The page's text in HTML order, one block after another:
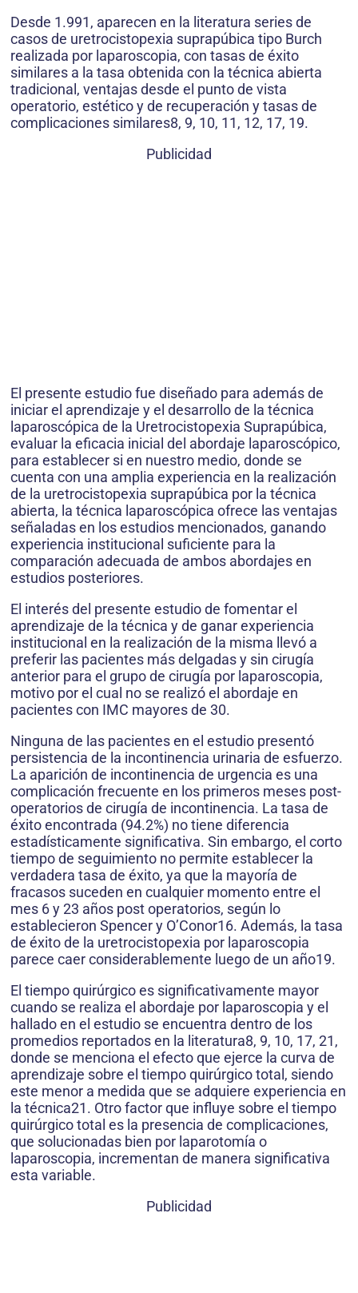
Desde 1.991, aparecen en la literatura series de
casos de uretrocistopexia suprapúbica tipo Burch
realizada por laparoscopia, con tasas de éxito
similares a la tasa obtenida con la técnica abierta
tradicional, ventajas desde el punto de vista
operatorio, estético y de recuperación y tasas de
complicaciones similares8, 9, 10, 11, 12, 17, 19.
Publicidad
El presente estudio fue diseñado para además de
iniciar el aprendizaje y el desarrollo de la técnica
laparoscópica de la Uretro­cis­topexia Suprapúbica,
evaluar la eficacia inicial del abordaje laparoscópico,
para establecer si en nuestro medio, donde se
cuenta con una amplia experiencia en la realización
de la uretrocistopexia suprapúbica por la técnica
abierta, la técnica laparos­cópica ofrece las ventajas
señaladas en los estudios mencionados, ganando
experiencia institucional suficiente para la
comparación adecuada de ambos abordajes en
estudios posteriores.
El interés del presente estudio de fomentar el
aprendizaje de la técnica y de ganar experiencia
institucional en la realización de la misma llevó a
preferir las pacientes más delgadas y sin cirugía
anterior para el grupo de cirugía por laparoscopia,
motivo por el cual no se realizó el abordaje en
pacientes con IMC mayores de 30.
Ninguna de las pacientes en el estudio presentó
persistencia de la incontinencia urinaria de esfuerzo.
La aparición de incontinencia de urgencia es una
complicación frecuente en los primeros meses post-
operatorios de cirugía de incontinencia. La tasa de
éxito encontrada (94.2%) no tiene diferencia
estadísticamente significativa. Sin embargo, el corto
tiempo de seguimiento no permite establecer la
verdadera tasa de éxito, ya que la mayoría de
fracasos suceden en cualquier momento entre el
mes 6 y 23 años post operatorios, según lo
establecieron Spencer y O’Conor16. Además, la tasa
de éxito de la uretrocistopexia por laparoscopia
parece caer considerablemente luego de un año19.
El tiempo quirúrgico es significativamente mayor
cuando se realiza el abordaje por laparoscopia y el
hallado en el estudio se encuentra dentro de los
promedios reportados en la literatura8, 9, 10, 17, 21,
donde se menciona el efecto que ejerce la curva de
aprendizaje sobre el tiempo quirúrgico total, siendo
este menor a medida que se adquiere experiencia en
la técnica21. Otro factor que influye sobre el tiempo
quirúrgico total es la presencia de complicaciones,
que solucionadas bien por laparotomía o
laparoscopia, incrementan de manera significativa
esta variable.
Publicidad